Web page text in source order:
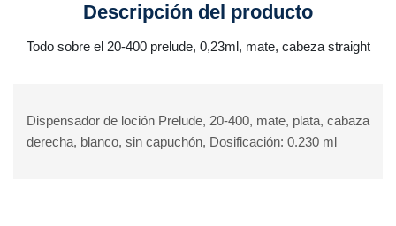
Descripción del producto
Todo sobre el 20-400 prelude, 0,23ml, mate, cabeza straight
Dispensador de loción Prelude, 20-400, mate, plata, cabaza
derecha, blanco, sin capuchón, Dosificación: 0.230 ml